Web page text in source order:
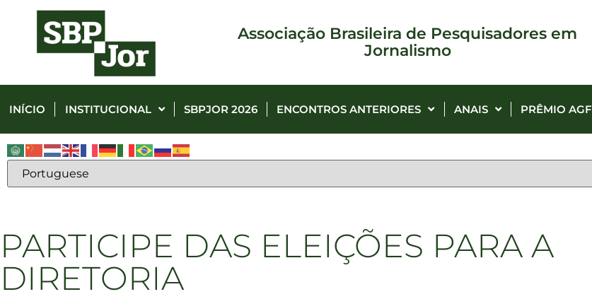
Associação Brasileira de Pesquisadores em
Jornalismo
INÍCIO INSTITUCIONAL SBPJOR 2026 ENCONTROS ANTERIORES ANAIS PRÊMIO AGF
PARTICIPE DAS ELEIÇÕES PARA A
DIRETORIA